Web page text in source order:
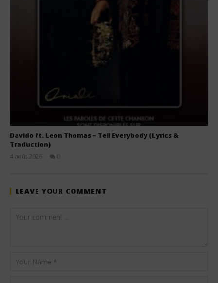
Davido ft. Leon Thomas – Tell Everybody (Lyrics &
Traduction)
4 août 2026
0
LEAVE YOUR COMMENT